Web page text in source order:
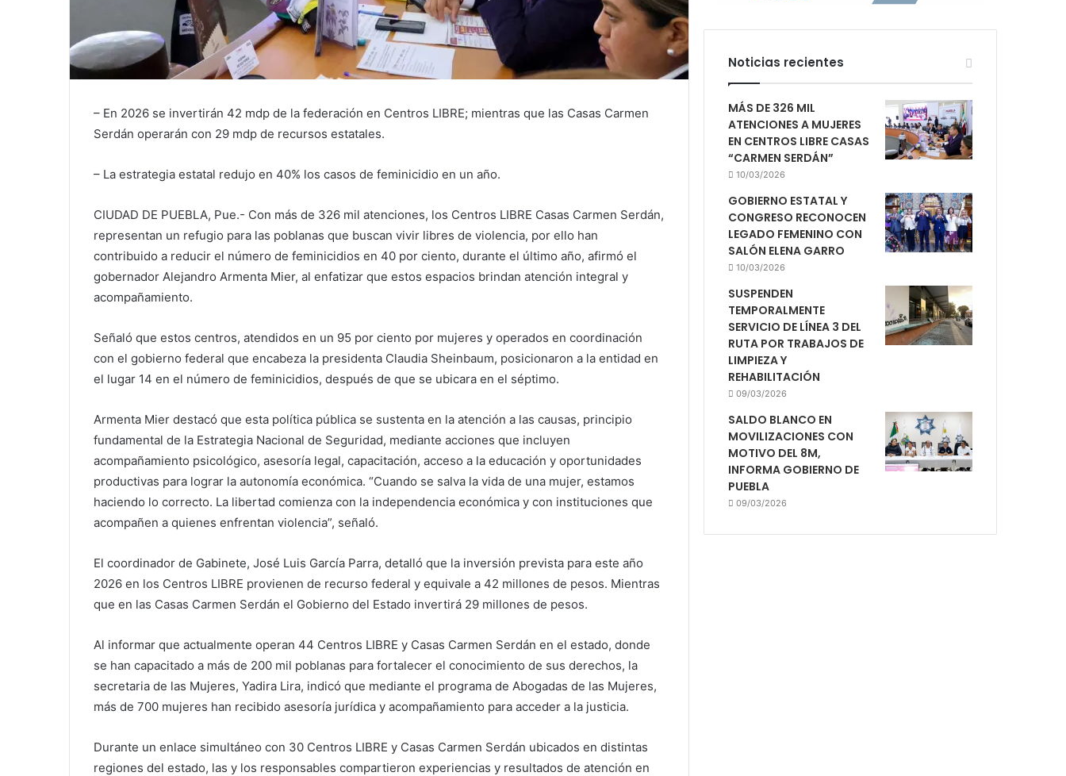
– En 2026 se invertirán 42 mdp de la federación en Centros LIBRE; mientras que las Casas Carmen
Serdán operarán con 29 mdp de recursos estatales.
– La estrategia estatal redujo en 40% los casos de feminicidio en un año.
CIUDAD DE PUEBLA, Pue.- Con más de 326 mil atenciones, los Centros LIBRE Casas Carmen Serdán,
representan un refugio para las poblanas que buscan vivir libres de violencia, por ello han
contribuido a reducir el número de feminicidios en 40 por ciento, durante el último año, afirmó el
gobernador Alejandro Armenta Mier, al enfatizar que estos espacios brindan atención integral y
acompañamiento.
Señaló que estos centros, atendidos en un 95 por ciento por mujeres y operados en coordinación
con el gobierno federal que encabeza la presidenta Claudia Sheinbaum, posicionaron a la entidad en
el lugar 14 en el número de feminicidios, después de que se ubicara en el séptimo.
Armenta Mier destacó que esta política pública se sustenta en la atención a las causas, principio
fundamental de la Estrategia Nacional de Seguridad, mediante acciones que incluyen
acompañamiento psicológico, asesoría legal, capacitación, acceso a la educación y oportunidades
productivas para lograr la autonomía económica. “Cuando se salva la vida de una mujer, estamos
haciendo lo correcto. La libertad comienza con la independencia económica y con instituciones que
acompañen a quienes enfrentan violencia”, señaló.
El coordinador de Gabinete, José Luis García Parra, detalló que la inversión prevista para este año
2026 en los Centros LIBRE provienen de recurso federal y equivale a 42 millones de pesos. Mientras
que en las Casas Carmen Serdán el Gobierno del Estado invertirá 29 millones de pesos.
Al informar que actualmente operan 44 Centros LIBRE y Casas Carmen Serdán en el estado, donde
se han capacitado a más de 200 mil poblanas para fortalecer el conocimiento de sus derechos, la
secretaria de las Mujeres, Yadira Lira, indicó que mediante el programa de Abogadas de las Mujeres,
más de 700 mujeres han recibido asesoría jurídica y acompañamiento para acceder a la justicia.
Durante un enlace simultáneo con 30 Centros LIBRE y Casas Carmen Serdán ubicados en distintas
regiones del estado, las y los responsables compartieron experiencias y resultados de atención en
Noticias recientes
MÁS DE 326 MIL
ATENCIONES A MUJERES
EN CENTROS LIBRE CASAS
“CARMEN SERDÁN”
10/03/2026
GOBIERNO ESTATAL Y
CONGRESO RECONOCEN
LEGADO FEMENINO CON
SALÓN ELENA GARRO
10/03/2026
SUSPENDEN
TEMPORALMENTE
SERVICIO DE LÍNEA 3 DEL
RUTA POR TRABAJOS DE
LIMPIEZA Y
REHABILITACIÓN
09/03/2026
SALDO BLANCO EN
MOVILIZACIONES CON
MOTIVO DEL 8M,
INFORMA GOBIERNO DE
PUEBLA
09/03/2026